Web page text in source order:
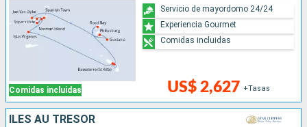
Comidas incluidas US$ 2,627 +Tasas
Servicio de mayordomo 24/24
Experiencia Gourmet
Comidas incluidas
ÎLES AU TRÉSOR